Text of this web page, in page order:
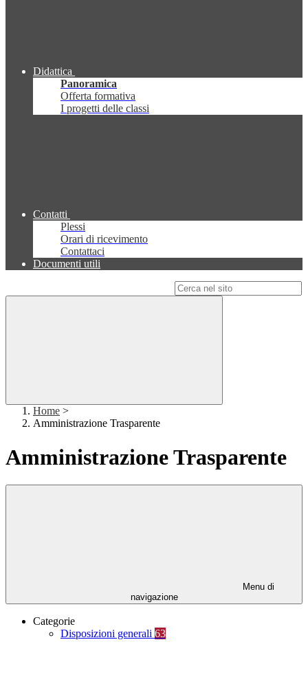
Didattica
Panoramica
Offerta formativa
I progetti delle classi
Contatti
Plessi
Orari di ricevimento
Contattaci
Documenti utili
Home >
Amministrazione Trasparente
Amministrazione Trasparente
Menu di
navigazione
Categorie
Disposizioni generali 63